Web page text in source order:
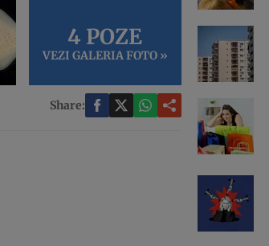
4 POZE
VEZI GALERIA FOTO »
Share: